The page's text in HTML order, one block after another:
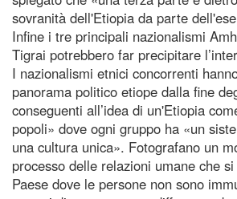
sovranità dell'Etiopia da parte
Infine i tre principali nazionalismi
Tigrai potrebbero far precipitare
I nazionalismi etnici concorrenti
panorama politico etiope dalla fine
conseguenti all’idea di un'Etiopia
popoli» dove ogni gruppo ha «un
una cultura unica». Fotografano un
processo delle relazioni umane che
Paese dove le persone non sono